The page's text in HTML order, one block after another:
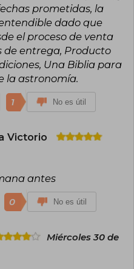
de no ficción" por su libro Los
Sagan recibió numerosos
por su labor como
ciencia y la cultura. Hoy es
de los divulgadores de la
e influyentes, gracias a
las ideas científicas y
al público no
no exenta de rigor.
prometidas, la
dado que
el proceso de venta
de entrega, Producto
Una Biblia para
la astronomía.
1 No es útil
Victorio
antes
0 No es útil
Miércoles 30 de